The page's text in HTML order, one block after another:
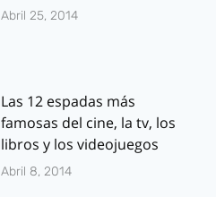
Abril 25, 2014
Las 12 espadas más
famosas del cine, la tv, los
libros y los videojuegos
Abril 8, 2014